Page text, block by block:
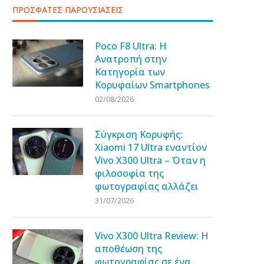
ΠΡΟΣΦΑΤΕΣ ΠΑΡΟΥΣΙΑΣΕΙΣ
Poco F8 Ultra: Η
Ανατροπή στην
Κατηγορία των
Κορυφαίων Smartphones
02/08/2026
Σύγκριση Κορυφής:
Xiaomi 17 Ultra εναντίον
Vivo X300 Ultra – Όταν η
φιλοσοφία της
φωτογραφίας αλλάζει
31/07/2026
Vivo X300 Ultra Review: Η
αποθέωση της